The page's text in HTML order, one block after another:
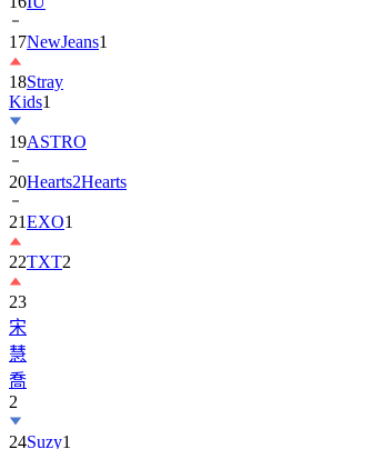
17NewJeans1
18Stray
Kids1
19ASTRO
20Hearts2Hearts
21EXO1
22TXT2
23
宋
慧
喬
2
24Suzy1